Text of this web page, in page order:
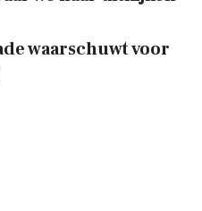
waarschuwt voor